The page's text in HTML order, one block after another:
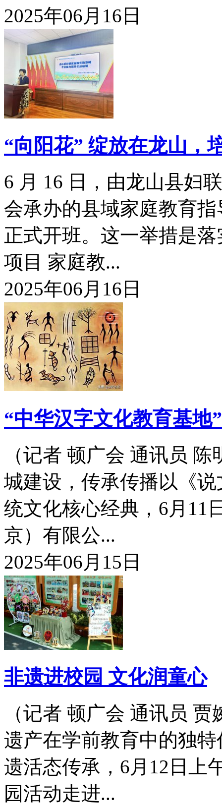
2025年06月16日
“向阳花” 绽放在龙山，
6 月 16 日，由龙山县妇
会承办的县域家庭教育
正式开班。这一举措是
项目 家庭教...
2025年06月16日
“中华汉字文化教育基地
（记者 顿广会 通讯员
城建设，传承传播以《
统文化核心经典，6月11
京）有限公...
2025年06月15日
非遗进校园 文化润童心
（记者 顿广会 通讯员
遗产在学前教育中的独
遗活态传承，6月12日上
园活动走进...